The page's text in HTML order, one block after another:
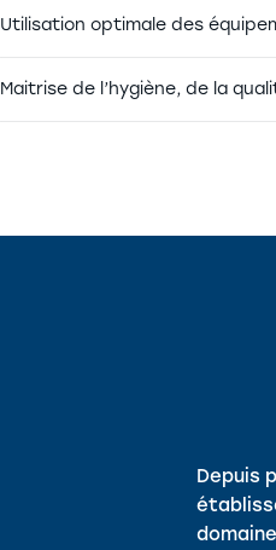
Utilisation optimale des
Maitrise de l’hygiène, de la
Depuis